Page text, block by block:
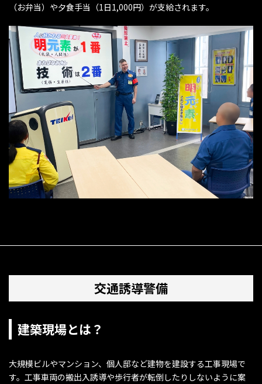
（お弁当）や夕食手当（1日1,000円）が支給されます。
交通誘導警備
建築現場とは？
大規模ビルやマンション、個人邸など建物を建設する工事現場で
す。工事車両の搬出入誘導や歩行者が転倒したりしないように案